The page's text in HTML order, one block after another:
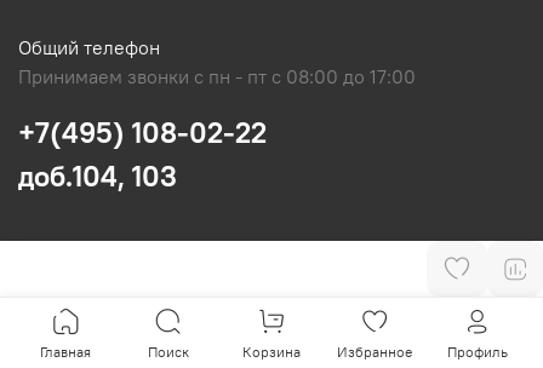
Общий телефон
Принимаем звонки с пн - пт с 08:00 до 17:00
+7(495) 108-02-22
доб.104, 103
Главная Поиск Корзина Избранное Профиль